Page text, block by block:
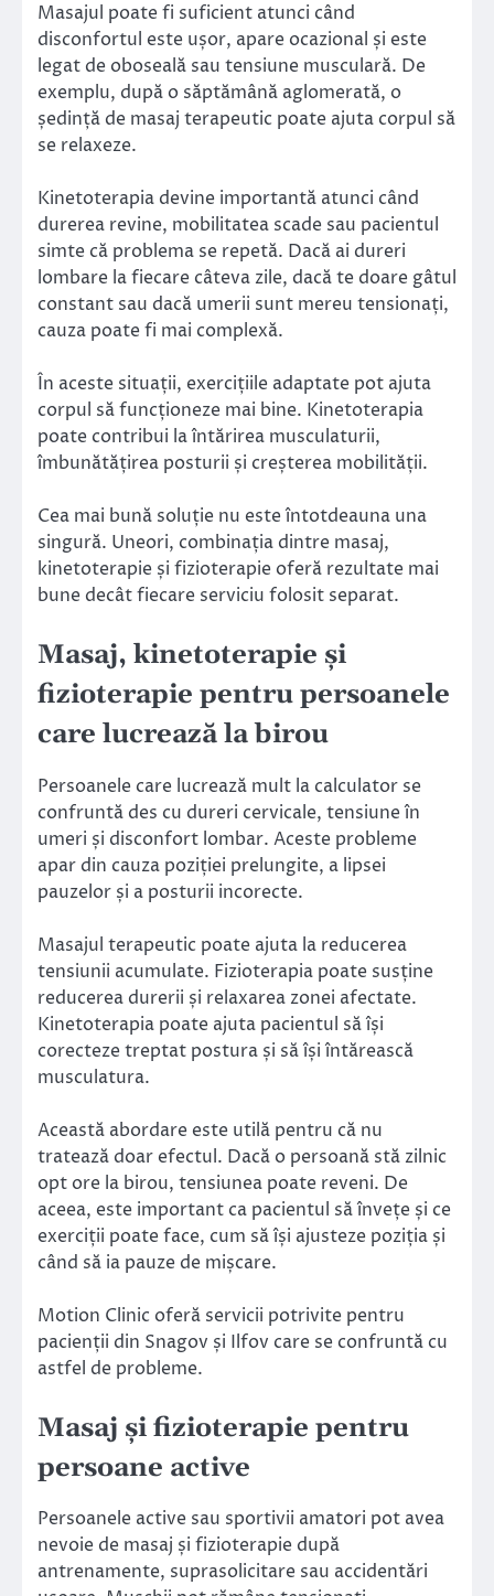
Masajul poate fi suficient atunci când
disconfortul este ușor, apare ocazional și este
legat de oboseală sau tensiune musculară. De
exemplu, după o săptămână aglomerată, o
ședință de masaj terapeutic poate ajuta corpul să
se relaxeze.
Kinetoterapia devine importantă atunci când
durerea revine, mobilitatea scade sau pacientul
simte că problema se repetă. Dacă ai dureri
lombare la fiecare câteva zile, dacă te doare gâtul
constant sau dacă umerii sunt mereu tensionați,
cauza poate fi mai complexă.
În aceste situații, exercițiile adaptate pot ajuta
corpul să funcționeze mai bine. Kinetoterapia
poate contribui la întărirea musculaturii,
îmbunătățirea posturii și creșterea mobilității.
Cea mai bună soluție nu este întotdeauna una
singură. Uneori, combinația dintre masaj,
kinetoterapie și fizioterapie oferă rezultate mai
bune decât fiecare serviciu folosit separat.
Masaj, kinetoterapie și
fizioterapie pentru persoanele
care lucrează la birou
Persoanele care lucrează mult la calculator se
confruntă des cu dureri cervicale, tensiune în
umeri și disconfort lombar. Aceste probleme
apar din cauza poziției prelungite, a lipsei
pauzelor și a posturii incorecte.
Masajul terapeutic poate ajuta la reducerea
tensiunii acumulate. Fizioterapia poate susține
reducerea durerii și relaxarea zonei afectate.
Kinetoterapia poate ajuta pacientul să își
corecteze treptat postura și să își întărească
musculatura.
Această abordare este utilă pentru că nu
tratează doar efectul. Dacă o persoană stă zilnic
opt ore la birou, tensiunea poate reveni. De
aceea, este important ca pacientul să învețe și ce
exerciții poate face, cum să își ajusteze poziția și
când să ia pauze de mișcare.
Motion Clinic oferă servicii potrivite pentru
pacienții din Snagov și Ilfov care se confruntă cu
astfel de probleme.
Masaj și fizioterapie pentru
persoane active
Persoanele active sau sportivii amatori pot avea
nevoie de masaj și fizioterapie după
antrenamente, suprasolicitare sau accidentări